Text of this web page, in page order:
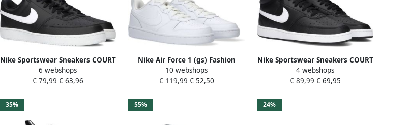
Nike Sportswear Sneakers COURT
VISION LOW NEXT NATURE
geïnspireerd door het ontwerp
6 webshops
€ 79,99€ 63,96
Nike Air Force 1 (gs) Fashion
sneakers Schoenen white white
maat: 39 beschikbare maaten:36
10 webshops
€ 119,99€ 52,50
Nike Sportswear Sneakers COURT
VISION MID NEXT NATURE
geïnspireerd op het design van
4 webshops
€ 89,99€ 69,95
35% 55% 24%